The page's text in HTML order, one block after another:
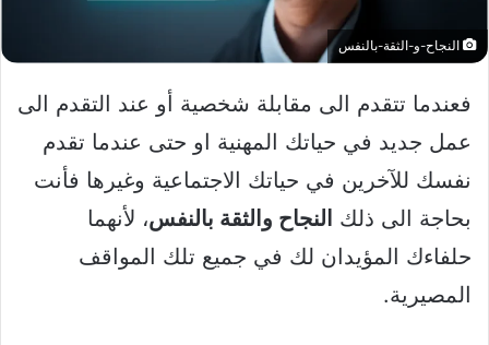
النجاح-و-الثقة-بالنفس
فعندما تتقدم الى مقابلة شخصية أو عند التقدم الى
عمل جديد في حياتك المهنية او حتى عندما تقدم
نفسك للآخرين في حياتك الاجتماعية وغيرها فأنت
بحاجة الى ذلك النجاح والثقة بالنفس، لأنهما
حلفاءك المؤيدان لك في جميع تلك المواقف
المصيرية.